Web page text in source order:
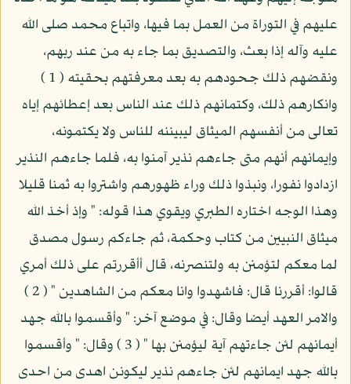
عليهم في التوراة من العمل بما فيها، واتباع محمد صلى الله
عليه وآله إذا بعث، والتصديق بما جاء به من عند ربهم،
ونقضهم ذلك جحودهم به بعد معرفتهم بحقيته ( 1 )
وانكارهم ذلك، وكتمانهم ذلك عند الناس بعد إعطائهم إياه
تعالى من أنفسهم الميثاق ليبيننه للناس ولا يكتمونه،
وإيمانهم أنهم متى جاءهم نذير آمنوا به، فلما جاءهم النذير
ازدادوا نفورا، ونبذوا ذلك وراء ظهورهم واشتروا به ثمنا قليلا
وهذا الوجه اختاره الطبري ويقوي هذا قوله: " وإذ أخذ الله
ميثاق النبيين من كتاب وحكمة، ثم جاءكم رسول مصدق
لما معكم لتؤمنن به ولتنصرنه، قال أأقررتم على ذلك أمري
قالوا: أقررنا قال: فاشهدوا وانا معكم من الشاهدين " ( 2 )
والامر العهد أيضا وقال: في موضع آخر: " وأقسموا بالله جهد
أيمانهم لئن جاءتهم آية ليؤمنن بها " ( 3 ) وقال: " وأقسموا
بالله جهد ايمانهم لئن جاءهم نذير ليكونن اهدى من احدى